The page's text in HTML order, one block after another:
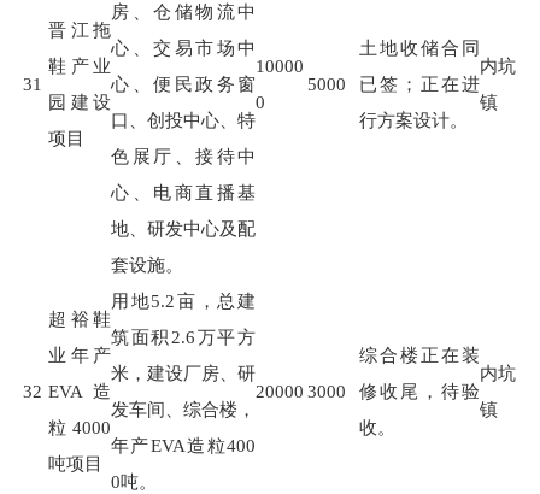
31
晋江拖
鞋产业
园建设
项目
房、仓储物流中
心、交易市场中
心、便民政务窗
口、创投中心、特
色展厅、接待中
心、电商直播基
地、研发中心及配
套设施。
10000
0
5000
土地收储合同
已签；正在进
行方案设计。
内坑
镇
32
超裕鞋
业年产
EVA造
粒4000
吨项目
用地5.2亩，总建
筑面积 2.6万平方
米，建设厂房、研
发车间、综合楼，
年产EVA造粒400
0吨。
20000 3000
综合楼正在装
修收尾，待验
收。
内坑
镇